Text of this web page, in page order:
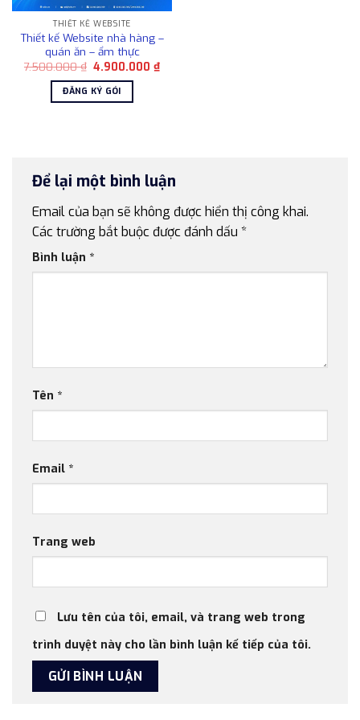
THIẾT KẾ WEBSITE
Thiết kế Website nhà hàng –
quán ăn – ẩm thực
7.500.000₫ Giá
là:
7.500.000 ₫.
4.900.000₫Giá
hiện
ĐĂNG KÝ GÓI
Để lại một bình luận
Email của bạn sẽ không được hiển thị công khai.
Các trường bắt buộc được đánh dấu *
Bình luận *
Tên *
Email *
Trang web
Lưu tên của tôi, email, và trang web trong
trình duyệt này cho lần bình luận kế tiếp của tôi.